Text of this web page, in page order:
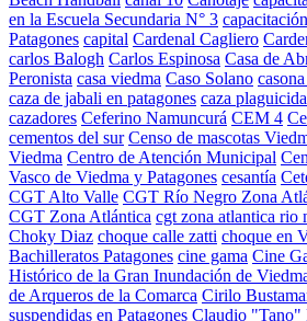
en la Escuela Secundaria N° 3
Patagones capital Cardenal Cagliero
carlos Balogh Carlos Espinosa Casa de
Peronista casa viedma Caso Solano
caza de jabali en patagones caza
cazadores Ceferino Namuncurá CEM 4
cementos del sur Censo de mascotas
Viedma Centro de Atención Municipal
Vasco de Viedma y Patagones cesantía
CGT Alto Valle CGT Río Negro Zona
CGT Zona Atlántica cgt zona atlantica rio
Choky Diaz choque calle zatti choque en
Bachilleratos Patagones cine gama Cine
Histórico de la Gran Inundación de
de Arqueros de la Comarca Cirilo
suspendidas en Patagones Claudio "Tano"